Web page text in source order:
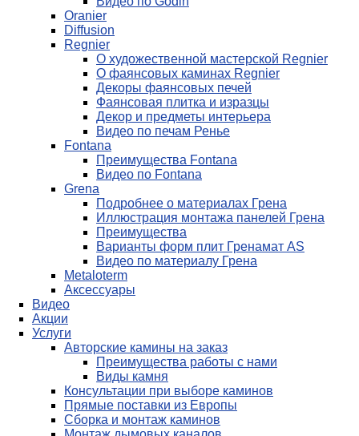
Oranier
Diffusion
Regnier
О художественной мастерской Regnier
О фаянсовых каминах Regnier
Декоры фаянсовых печей
Фаянсовая плитка и изразцы
Декор и предметы интерьера
Видео по печам Ренье
Fontana
Преимущества Fontana
Видео по Fontana
Grena
Подробнее о материалах Грена
Иллюстрация монтажа панелей Грена
Преимущества
Варианты форм плит Гренамат AS
Видео по материалу Грена
Metaloterm
Аксессуары
Видео
Акции
Услуги
Авторские камины на заказ
Преимущества работы с нами
Виды камня
Консультации при выборе каминов
Прямые поставки из Европы
Сборка и монтаж каминов